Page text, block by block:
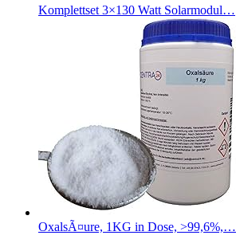
Komplettset 3×130 Watt Solarmodul…
OxalsÃ¤ure, 1KG in Dose, >99,6%,…